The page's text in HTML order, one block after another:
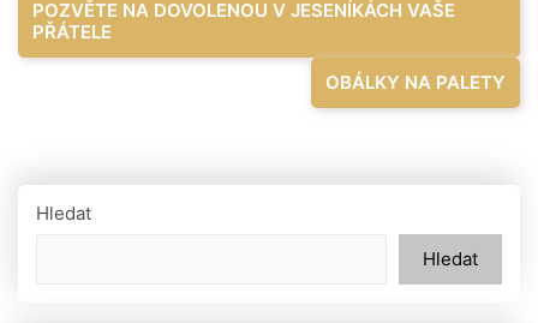
pro
POZVĚTE NA DOVOLENOU V JESENÍKÁCH VAŠE
PŘÁTELE
OBÁLKY NA PALETY
Hledat
Hledat